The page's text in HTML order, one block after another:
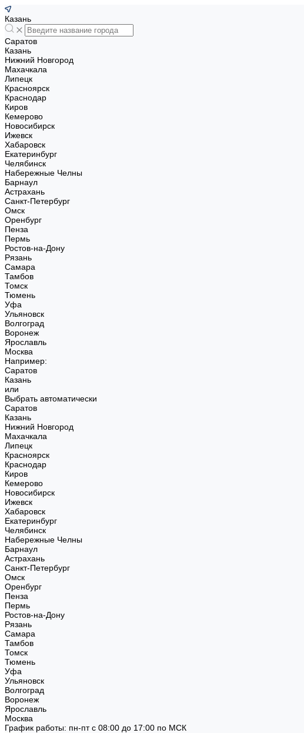
Казань
Саратов
Казань
Нижний Новгород
Махачкала
Липецк
Красноярск
Краснодар
Киров
Кемерово
Новосибирск
Ижевск
Хабаровск
Екатеринбург
Челябинск
Набережные Челны
Барнаул
Астрахань
Санкт-Петербург
Омск
Оренбург
Пенза
Пермь
Ростов-на-Дону
Рязань
Самара
Тамбов
Томск
Тюмень
Уфа
Ульяновск
Волгоград
Воронеж
Ярославль
Москва
Например:
Саратов
Казань
или
Выбрать автоматически
Саратов
Казань
Нижний Новгород
Махачкала
Липецк
Красноярск
Краснодар
Киров
Кемерово
Новосибирск
Ижевск
Хабаровск
Екатеринбург
Челябинск
Набережные Челны
Барнаул
Астрахань
Санкт-Петербург
Омск
Оренбург
Пенза
Пермь
Ростов-на-Дону
Рязань
Самара
Тамбов
Томск
Тюмень
Уфа
Ульяновск
Волгоград
Воронеж
Ярославль
Москва
График работы: пн-пт с 08:00 до 17:00 по МСК